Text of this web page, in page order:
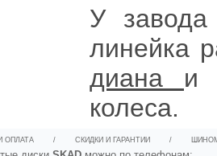
У
линейка
диана
колеса.
ОПЛАТА / СКИДКИ И ГАРАНТИИ /